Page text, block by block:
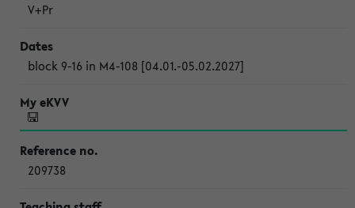
V+Pr
block 9-16 in M4-108 [04.01.-05.02.2027]
209738